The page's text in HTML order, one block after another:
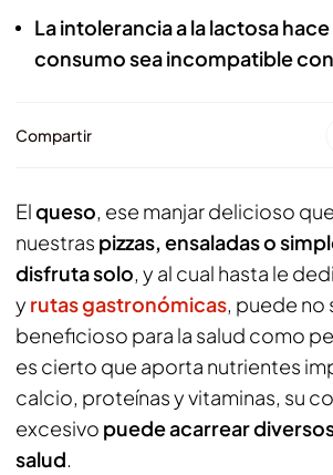
La intolerancia a la lactosa
consumo sea incompatible
Compartir
Elqueso, ese manjar delicioso
nuestras pizzas, ensaladas o
disfruta solo, y al cual hasta le
y rutas gastronómicas, puede no
beneficioso para la salud como
es cierto que aporta nutrientes
calcio, proteínas y vitaminas, su
excesivo puede acarrear
salud.